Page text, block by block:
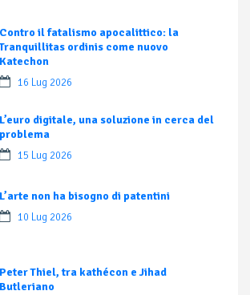
Contro il fatalismo apocalittico: la
Tranquillitas ordinis come nuovo
Katechon
16 Lug 2026
L’euro digitale, una soluzione in cerca del
problema
15 Lug 2026
L’arte non ha bisogno di patentini
10 Lug 2026
Peter Thiel, tra kathécon e Jihad
Butleriano